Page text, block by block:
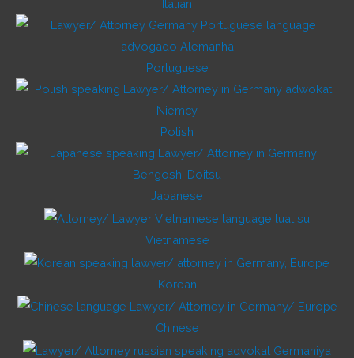
Italian
Portuguese
Polish
Japanese
Vietnamese
Korean
Chinese